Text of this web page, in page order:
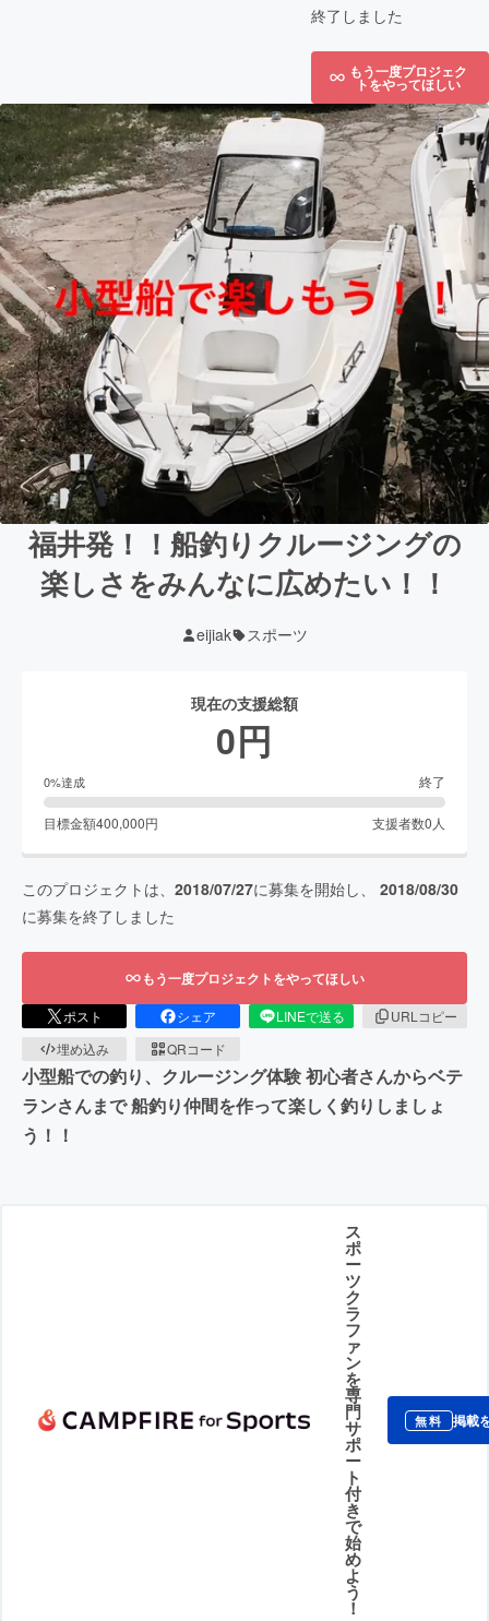
終了しました
もう一度プロジェク
トをやってほしい
福井発！！船釣りクルージングの
楽しさをみんなに広めたい！！
eijiak スポーツ
現在の支援総額
0円
0%達成 終了
目標金額400,000円 支援者数0 人
このプロジェクトは、 2018/07/27に募集を開始し、 2018/08/30
に募集を終了しました
もう一度プロジェクトをやってほしい
ポスト シェア LINEで送る
URLコピー
埋め込み
QRコード
小型船での釣り、クルージング体験 初心者さんからベテ
ランさんまで 船釣り仲間を作って楽しく釣りしましょ
う！！
ス
ポ
ー
ツ
ク
ラ
フ
ァ
ン
を
専
門
サ
ポ
ー
ト
付
き
で
始
め
よ
う
！
無料 掲載